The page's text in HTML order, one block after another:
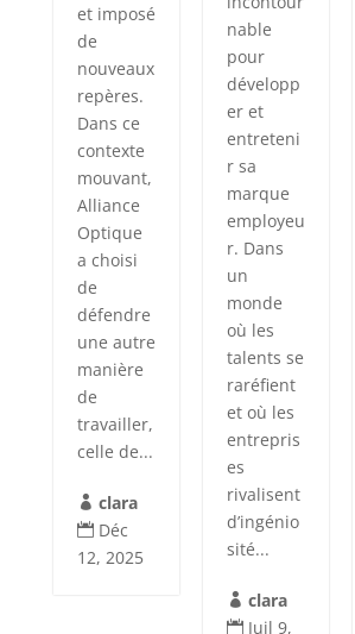
et imposé
de
nouveaux
repères.
Dans ce
contexte
mouvant,
Alliance
Optique
a choisi
de
défendre
une autre
manière
de
travailler,
celle de...
 clara
 Déc
12, 2025
nable
pour
développ
er et
entreteni
r sa
marque
employeu
r. Dans
un
monde
où les
talents se
raréfient
et où les
entrepris
es
rivalisent
d’ingénio
sité...
 clara
 Juil 9,